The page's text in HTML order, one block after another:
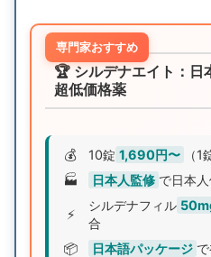
🏆 シルデナエイト：日
超低価格薬
専門家おすすめ
💰 10錠 1,690円〜
（
🏭
日本人監修 で日本
⚡
シルデナフィル
合
📦
日本語パッケージ